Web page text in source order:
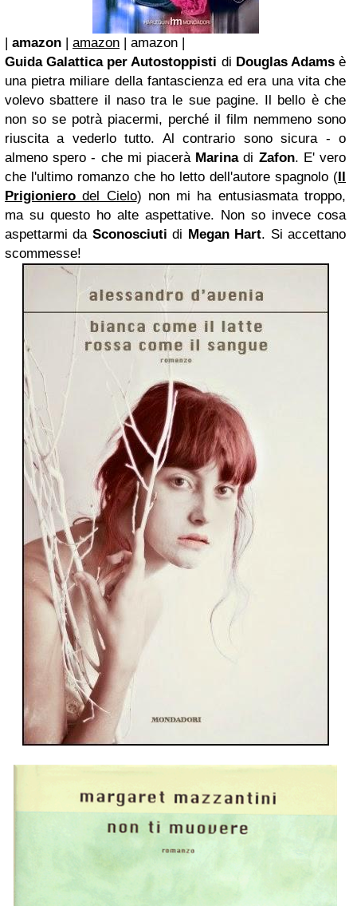
amazon amazon | amazon |
Guida Galattica per Autostoppisti di Douglas Adamsè
una pietra miliare della fantascienza ed era una vita che
volevo sbattere il naso tra le sue pagine. Il bello è che
non so se potrà piacermi, perché il film nemmeno sono
riuscita a vederlo tutto. Al contrario sono sicura - o
almeno spero - che mi piacerà Marinadi Zafon. E' vero
che l'ultimo romanzo che ho letto dell'autore spagnolo (
Prigioniero del Cielo) non mi ha entusiasmata troppo,
ma su questo ho alte aspettative. Non so invece cosa
aspettarmi da Sconosciuti di Megan Hart. Si accettano
scommesse!